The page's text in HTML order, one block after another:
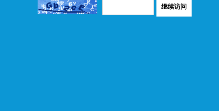
继续访问